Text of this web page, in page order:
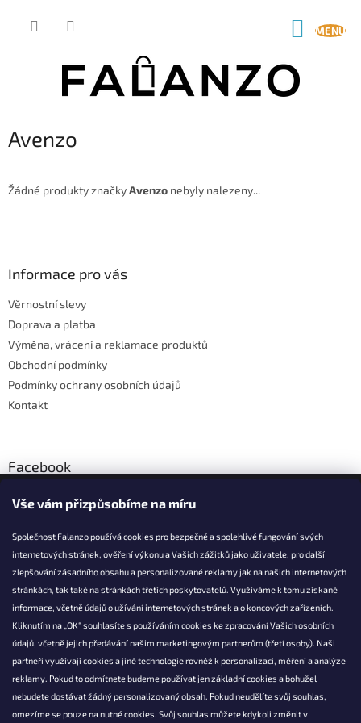
Vše vám přizpůsobíme na míru
Společnost Falanzo používá cookies pro bezpečné a spolehlivé fungování svých
internetových stránek, ověření výkonu a Vašich zážitků jako uživatele, pro další
zlepšování zásadního obsahu a personalizované reklamy jak na našich internetových
stránkách, tak také na stránkách třetích poskytovatelů. Využíváme k tomu získané
informace, včetně údajů o užívání internetových stránek a o koncových zařízeních.
Kliknutím na „OK“ souhlasíte s používáním cookies ke zpracování Vašich osobních
údajů, včetně jejich předávání našim marketingovým partnerům (třetí osoby). Naši
partneři využívají cookies a jiné technologie rovněž k personalizaci, měření a analýze
reklamy. Pokud to odmítnete budeme používat jen základní cookies a bohužel
nebudete dostávat žádný personalizovaný obsah. Pokud neudělíte svůj souhlas,
omezíme se pouze na nutné cookies. Svůj souhlas můžete kdykoli změnit v
Avenzo
Žádné produkty značkyAvenzo nebyly nalezeny...
Informace pro vás
Věrnostní slevy
Doprava a platba
Výměna, vrácení a reklamace produktů
Obchodní podmínky
Podmínky ochrany osobních údajů
Kontakt
Facebook
KONTAKT
info@falanzo.cz
Falanzo.cz
FalanzoCZ